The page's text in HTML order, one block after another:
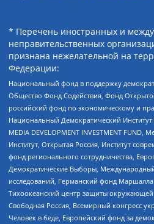
* Перечень иностранных и
неправительственных
признана нежелательной на
Федерации:
Национальный фонд в поддержку
Общество Фонд Содействия, Фонд
российский фонд по экономическому и
Национальный Демократический
MEDIA DEVELOPMENT INVESTMENT
Институт, Открытая Россия, Институт
фонд регионального сотрудничества,
Демократические Выборы,
исследований, Германский фонд
Тихоокеанский центр защиты
Свободная Россия, Всемирный конгресс
Человек в беде, Европейский фонд за